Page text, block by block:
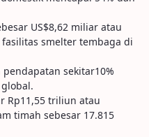
US$8,62 miliar atau
smelter tembaga di
sekitar10%
Rp11,55 triliun atau
timah sebesar 17.815